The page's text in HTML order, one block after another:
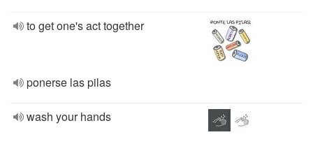
to get one's act together
ponerse las pilas
wash your hands